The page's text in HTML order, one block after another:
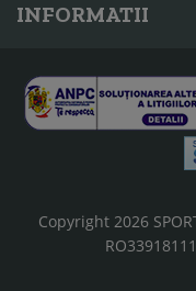
INFORMATII
Copyright 2026